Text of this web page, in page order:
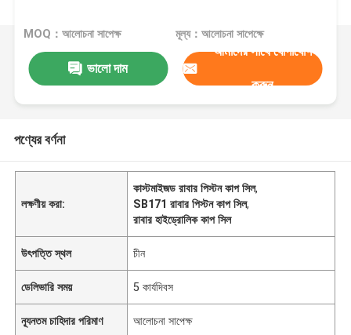
MOQ：আলোচনা সাপেক্ষ মূল্য：আলোচনা সাপেক্ষে
ভালো দাম
আমাদের সাথে যোগাযোগ
করুন
পণ্যের বর্ণনা
লক্ষণীয় করা:
কাস্টমাইজড রাবার পিস্টন কাপ সিল,
SB171 রাবার পিস্টন কাপ সিল,
রাবার হাইড্রোলিক কাপ সিল
উৎপত্তি স্থল চীন
ডেলিভারি সময় 5 কার্যদিবস
ন্যূনতম চাহিদার পরিমাণ আলোচনা সাপেক্ষ